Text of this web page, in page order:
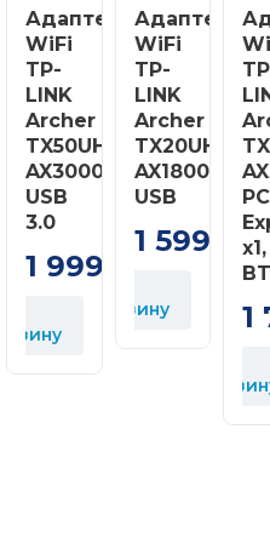
Упаковка содержит
Системные требования
Адаптер
WiFi
TP-
LINK
Archer
TX50UH
AX3000,
USB
3.0
1 999
Адаптер
WiFi
TP-
LINK
Archer
TX20UH
AX1800,
USB
1 599
грн
корзину
x1,
1